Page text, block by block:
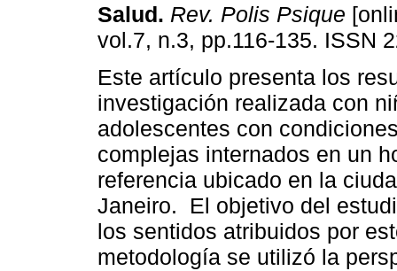
Salud. Rev. Polis Psique
vol.7, n.3, pp.116-135. ISSN
Este artículo presenta los
investigación realizada con
adolescentes con
complejas internados en un
referencia ubicado en la
Janeiro. El objetivo del
los sentidos atribuidos por
metodología se utilizó la